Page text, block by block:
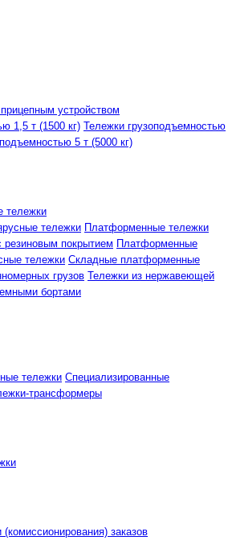
устройством
1,5 т (1500 кг) Тележки грузоподъемностью
5 т (5000 кг)
тележки
тележки Платформенные тележки
покрытием Платформенные
тележки Складные платформенные
грузов Тележки из нержавеющей
бортами
тележки Специализированные
трансформеры
заказов